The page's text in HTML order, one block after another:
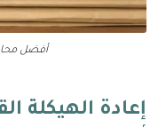
أفضل
إعادة الهيكلة